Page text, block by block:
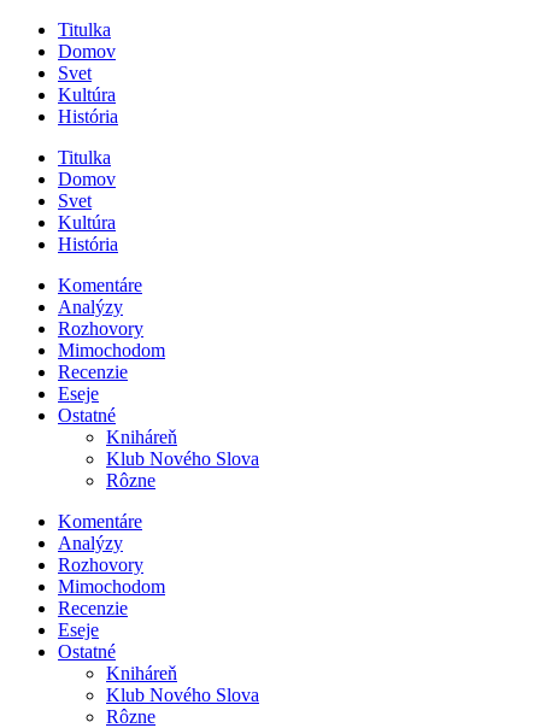
Titulka
Domov
Svet
Kultúra
História
Titulka
Domov
Svet
Kultúra
História
Komentáre
Analýzy
Rozhovory
Mimochodom
Recenzie
Eseje
Ostatné
Kniháreň
Klub Nového Slova
Rôzne
Komentáre
Analýzy
Rozhovory
Mimochodom
Recenzie
Eseje
Ostatné
Kniháreň
Klub Nového Slova
Rôzne